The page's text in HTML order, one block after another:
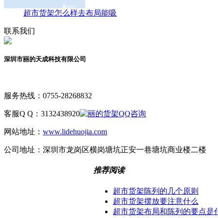
超市货架怎么样去布局能吸
联系我们
深圳市丽的天成科技有限公司
服务热线： 0755-28268832
客服Q Q： 3132438920
网站地址： www.lidehuojia.com
公司地址： 深圳市龙岗区横岗塘坑正安一巷塘坑商业楼二楼
推荐阅读
超市货架陈列的几个原则
超市货架摆放要注意什么
超市货架布局和陈列的要点是